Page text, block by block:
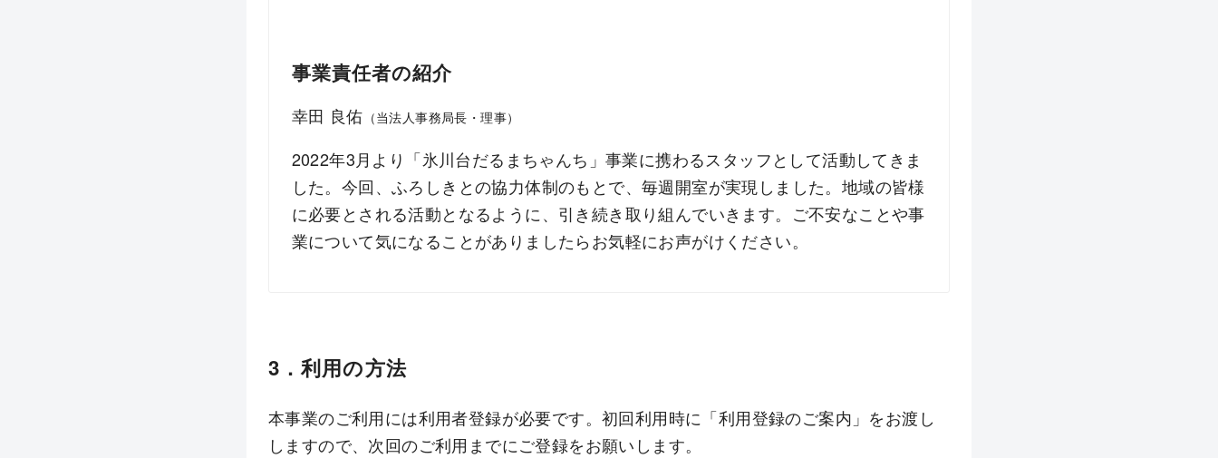
事業責任者の紹介
幸田 良佑 （当法人事務局長・理事）
2022年3月より「氷川台だるまちゃんち」事業に携わるスタッフとして活動してきま
した。今回、ふろしきとの協力体制のもとで、毎週開室が実現しました。地域の皆様
に必要とされる活動となるように、引き続き取り組んでいきます。ご不安なことや事
業について気になることがありましたらお気軽にお声がけください。
3．利用の方法
本事業のご利用には利用者登録が必要です。初回利用時に「利用登録のご案内」をお渡し
しますので、次回のご利用までにご登録をお願いします。